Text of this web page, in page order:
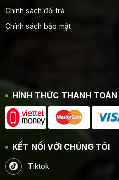
Chính sách đổi trả
Chính sách bảo mật
HÌNH THỨC THANH TOÁN
KẾT NỐI VỚI CHÚNG TÔI
Tiktok